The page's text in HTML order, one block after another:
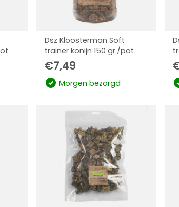
Dsz Kloosterman Soft
trainer konijn 150 gr./pot
€7,49
Morgen bezorgd